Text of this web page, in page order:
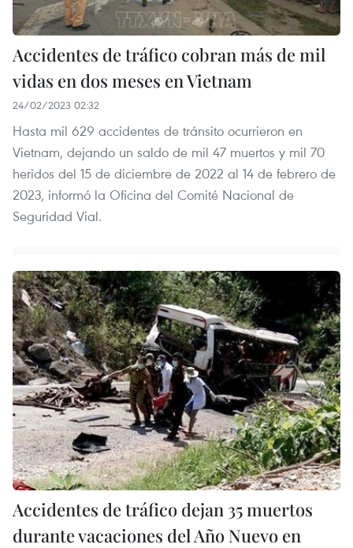
Accidentes de tráfico cobran más de mil
vidas en dos meses en Vietnam
24/02/2023 02:32
Hasta mil 629 accidentes de tránsito ocurrieron en
Vietnam, dejando un saldo de mil 47 muertos y mil 70
heridos del 15 de diciembre de 2022 al 14 de febrero de
2023, informó la Oficina del Comité Nacional de
Seguridad Vial.
Accidentes de tráfico dejan 35 muertos
durante vacaciones del Año Nuevo en